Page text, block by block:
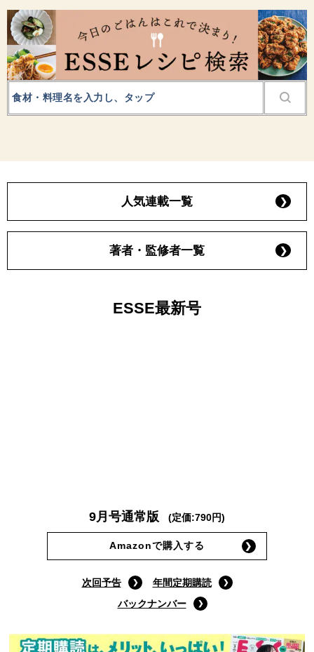
人気連載一覧
著者・監修者一覧
ESSE最新号
9月号通常版
Amazonで購入する
次回予告
年間定期購読